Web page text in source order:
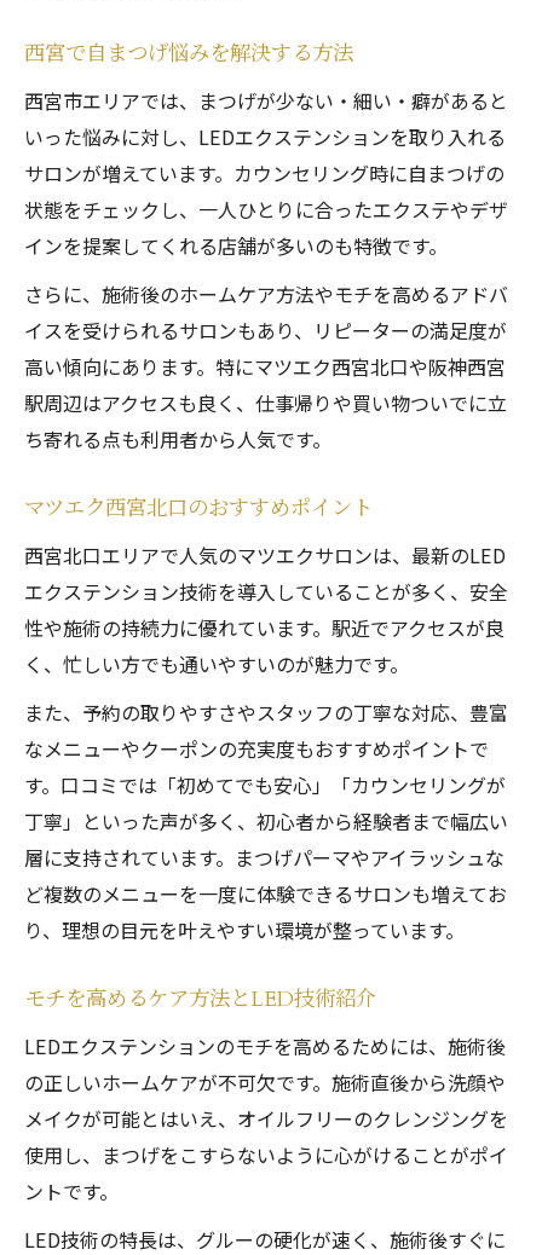
西宮で自まつげ悩みを解決する方法
西宮市エリアでは、まつげが少ない・細い・癖があると
いった悩みに対し、LEDエクステンションを取り入れる
サロンが増えています。カウンセリング時に自まつげの
状態をチェックし、一人ひとりに合ったエクステやデザ
インを提案してくれる店舗が多いのも特徴です。
さらに、施術後のホームケア方法やモチを高めるアドバ
イスを受けられるサロンもあり、リピーターの満足度が
高い傾向にあります。特にマツエク西宮北口や阪神西宮
駅周辺はアクセスも良く、仕事帰りや買い物ついでに立
ち寄れる点も利用者から人気です。
マツエク西宮北口のおすすめポイント
西宮北口エリアで人気のマツエクサロンは、最新のLED
エクステンション技術を導入していることが多く、安全
性や施術の持続力に優れています。駅近でアクセスが良
く、忙しい方でも通いやすいのが魅力です。
また、予約の取りやすさやスタッフの丁寧な対応、豊富
なメニューやクーポンの充実度もおすすめポイントで
す。口コミでは「初めてでも安心」「カウンセリングが
丁寧」といった声が多く、初心者から経験者まで幅広い
層に支持されています。まつげパーマやアイラッシュな
ど複数のメニューを一度に体験できるサロンも増えてお
り、理想の目元を叶えやすい環境が整っています。
モチを高めるケア方法とLED技術紹介
LEDエクステンションのモチを高めるためには、施術後
の正しいホームケアが不可欠です。施術直後から洗顔や
メイクが可能とはいえ、オイルフリーのクレンジングを
使用し、まつげをこすらないように心がけることがポイ
ントです。
LED技術の特長は、グルーの硬化が速く、施術後すぐに